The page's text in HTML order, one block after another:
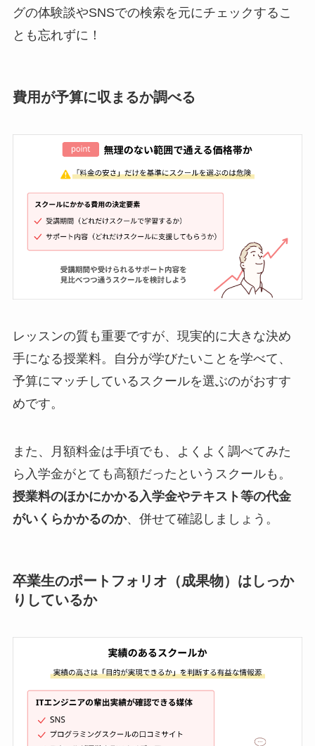
グの体験談やSNSでの検索を元にチェックするこ
とも忘れずに！
費用が予算に収まるか調べる
レッスンの質も重要ですが、現実的に大きな決め
手になる授業料。自分が学びたいことを学べて、
予算にマッチしているスクールを選ぶのがおすす
めです。
また、月額料金は手頃でも、よくよく調べてみた
ら入学金がとても高額だったというスクールも。
授業料のほかにかかる入学金やテキスト等の代金
がいくらかかるのか、併せて確認しましょう。
卒業生のポートフォリオ（成果物）はしっか
りしているか